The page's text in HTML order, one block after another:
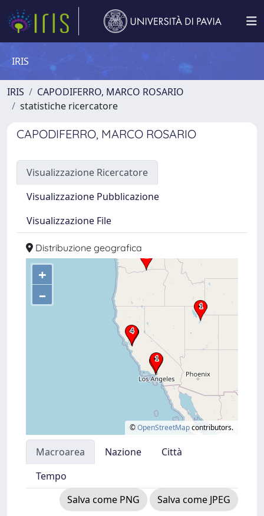
IRIS
IRIS
CAPODIFERRO, MARCO ROSARIO
statistiche ricercatore
CAPODIFERRO, MARCO ROSARIO
Visualizzazione Ricercatore
Visualizzazione Pubblicazione
Visualizzazione File
Distribuzione geografica
+
–
©OpenStreetMapcontributors.
Macroarea Nazione
Città
Tempo
Salva come PNG
Salva come JPEG